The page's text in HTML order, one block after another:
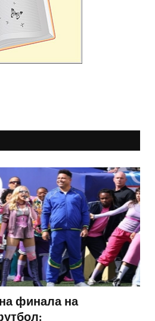
финала на